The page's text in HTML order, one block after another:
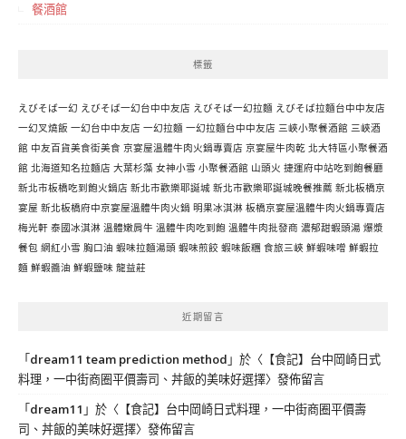
餐酒館
標籤
えびそば一幻 えびそば一幻台中中友店 えびそば一幻拉麵 えびそば拉麵台中中友店
一幻叉燒飯 一幻台中中友店 一幻拉麵 一幻拉麵台中中友店 三峽小聚餐酒館 三峽酒
館 中友百貨美食街美食 京宴屋溫體牛肉火鍋專賣店 京宴屋牛肉乾 北大特區小聚餐酒
館 北海道知名拉麵店 大葉杉藻 女神小雪 小聚餐酒館 山頭火 捷運府中站吃到飽餐廳
新北市板橋吃到飽火鍋店 新北市歡樂耶誕城 新北市歡樂耶誕城晚餐推薦 新北板橋京
宴屋 新北板橋府中京宴屋溫體牛肉火鍋 明果冰淇淋 板橋京宴屋溫體牛肉火鍋專賣店
梅光軒 泰國冰淇淋 溫體嫩肩牛 溫體牛肉吃到飽 溫體牛肉批發商 濃郁甜蝦頭湯 爆漿
餐包 網紅小雪 胸口油 蝦味拉麵湯頭 蝦味煎餃 蝦味飯糰 食旅三峽 鮮蝦味噌 鮮蝦拉
麵 鮮蝦醬油 鮮蝦鹽味 龍益莊
近期留言
「dream11 team prediction method 」於〈 【食記】台中岡崎日式
料理，一中街商圈平價壽司、丼飯的美味好選擇〉發佈留言
「dream11 」於〈 【食記】台中岡崎日式料理，一中街商圈平價壽
司、丼飯的美味好選擇〉發佈留言